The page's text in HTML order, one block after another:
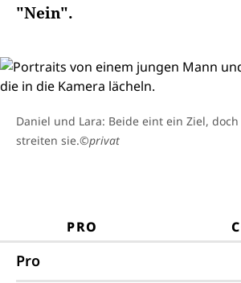
"Nein".
Daniel und Lara: Beide eint ein Ziel,
streiten sie.©privat
PRO
Pro